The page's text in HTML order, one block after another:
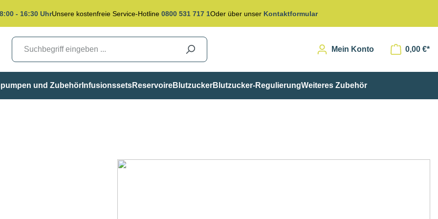
- 16:30 UhrUnsere kostenfreie Service-Hotline 0800 531 717 1Oder über unser Kontaktformular
Mein Konto 0,00 €*
und Zubehör InfusionssetsReservoireBlutzuckerBlutzucker-RegulierungWeiteres Zubehör